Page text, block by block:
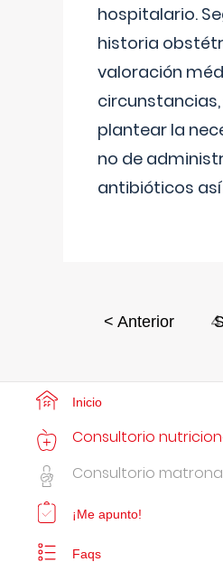
hospitalario.
historia
valoración
plantear la
no de
antibióticos
< Anterior 4
Inicio
Consultorio
Consultorio matrona
¡Me apunto!
Faqs